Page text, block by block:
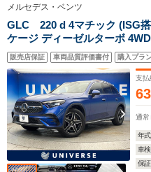
メルセデス・ベンツ
GLC 220 d 4マチック (ISG
ケージ ディーゼルターボ
ングルーフ レザーエクスク
ダーセーフティパッケージ
シストプラス 前席パワーシ
ー 全方位カメラ
販売店保証 車両品質評価書付 購入プラ
支払
通常
年式
車検
保証